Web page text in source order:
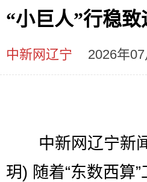
“小巨人”行稳致
中新网辽宁 2026年
中新网辽宁新闻
玥) 随着“东数西算